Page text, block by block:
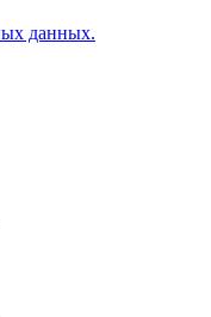
данных.